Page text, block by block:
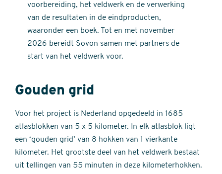
voorbereiding, het veldwerk en de verwerking
van de resultaten in de eindproducten,
waaronder een boek. Tot en met november
2026 bereidt Sovon samen met partners de
start van het veldwerk voor.
Gouden grid
Voor het project is Nederland opgedeeld in 1685
atlasblokken van 5 x 5 kilometer. In elk atlasblok ligt
een ‘gouden grid’ van 8 hokken van 1 vierkante
kilometer. Het grootste deel van het veldwerk bestaat
uit tellingen van 55 minuten in deze kilometerhokken.